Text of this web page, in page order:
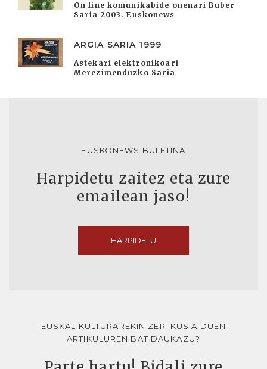
On line komunikabide onenari Buber
Saria 2003. Euskonews
ARGIA SARIA 1999
Astekari elektronikoari
Merezimenduzko Saria
EUSKONEWS BULETINA
Harpidetu zaitez eta zure
emailean jaso!
HARPIDETU
EUSKAL KULTURAREKIN ZER IKUSIA DUEN
ARTIKULUREN BAT DAUKAZU?